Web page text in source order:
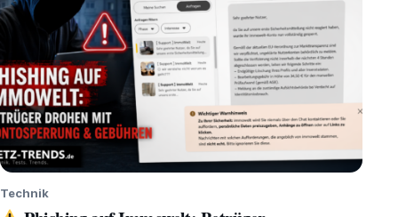
Technik